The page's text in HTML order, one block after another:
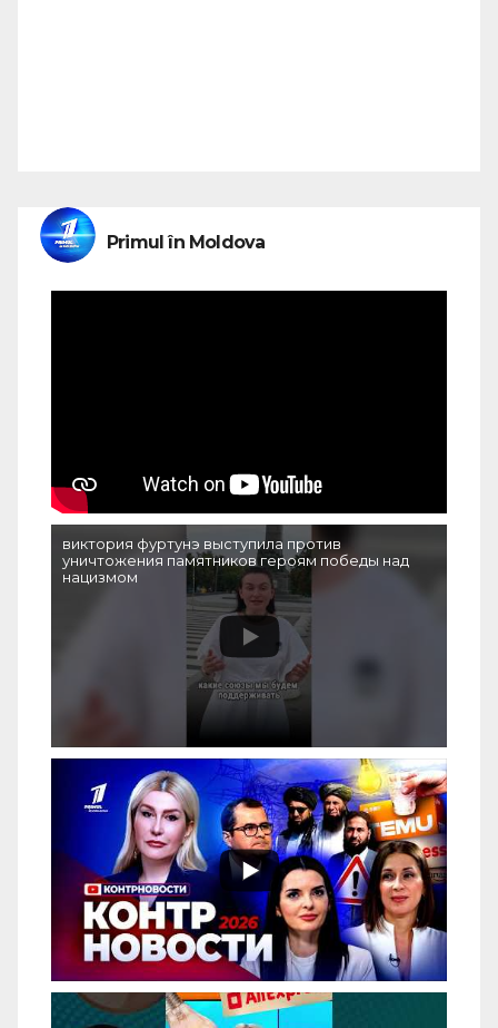
Primul în Moldova
виктория фуртунэ выступила против
уничтожения памятников героям победы над
нацизмом